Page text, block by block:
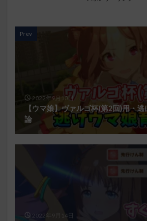
Prev
2022年9月10日
【ウマ娘】ヴァルゴ杯(第2回)用・
論
2022年9月14日